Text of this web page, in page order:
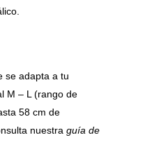
se adapta a tu
M – L (rango de
58 cm de
nuestra guía de